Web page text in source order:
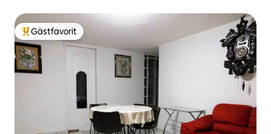
Populär gästfavorit
Gästfavorit